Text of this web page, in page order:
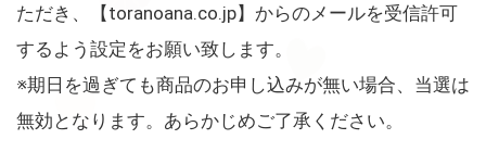
ただき、【toranoana.co.jp】からのメールを受信許可
するよう設定をお願い致します。
※期日を過ぎても商品のお申し込みが無い場合、当選は
無効となります。あらかじめご了承ください。